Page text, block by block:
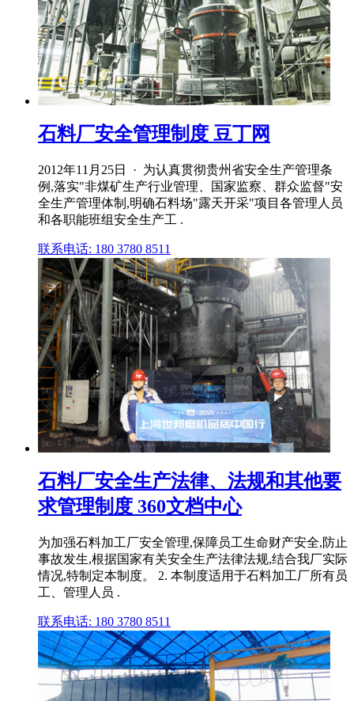
石料厂安全管理制度 豆丁网
2012年11月25日 · 为认真贯彻贵州省安全生产管理条
例,落实"非煤矿生产行业管理、国家监察、群众监督"安
全生产管理体制,明确石料场"露天开采"项目各管理人员
和各职能班组安全生产工 .
联系电话: 180 3780 8511
石料厂安全生产法律、法规和其他要
求管理制度 360文档中心
为加强石料加工厂安全管理,保障员工生命财产安全,防止
事故发生,根据国家有关安全生产法律法规,结合我厂实际
情况,特制定本制度。 2. 本制度适用于石料加工厂所有员
工、管理人员 .
联系电话: 180 3780 8511